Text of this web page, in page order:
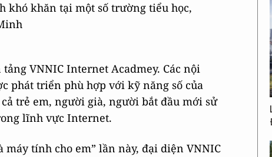
khó khăn tại một số trường tiểu học,
VNNIC Internet Acadmey. Các nội
phát triển phù hợp với kỹ năng số của
trẻ em, người già, người bắt đầu mới sử
lĩnh vực Internet.
tính cho em” lần này, đại diện VNNIC